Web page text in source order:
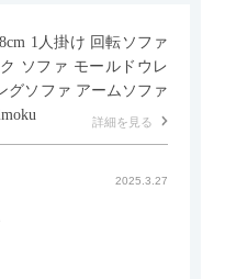
1人掛け 回転ソファ
ソファ モールドウレ
グソファ アームソファ
詳細を見る
2025.3.27